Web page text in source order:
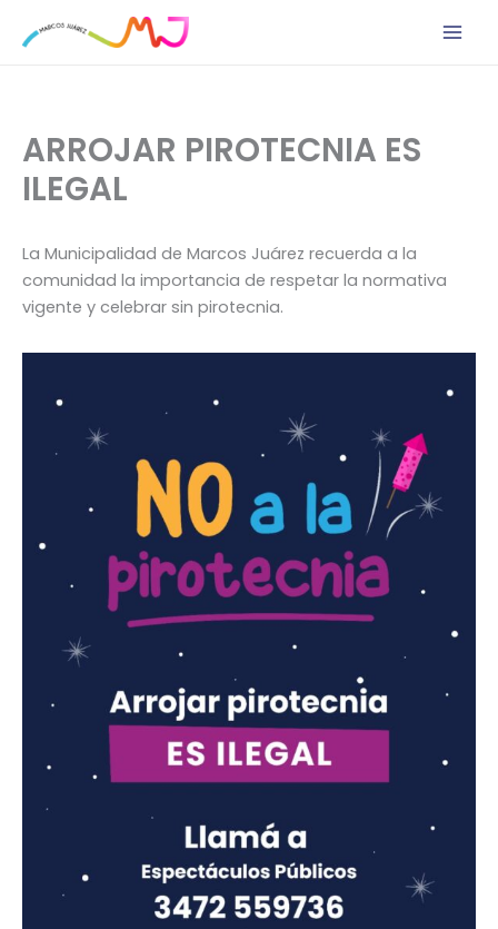
ARROJAR PIROTECNIA ES
ILEGAL
La Municipalidad de Marcos Juárez recuerda a la
comunidad la importancia de respetar la normativa
vigente y celebrar sin pirotecnia.